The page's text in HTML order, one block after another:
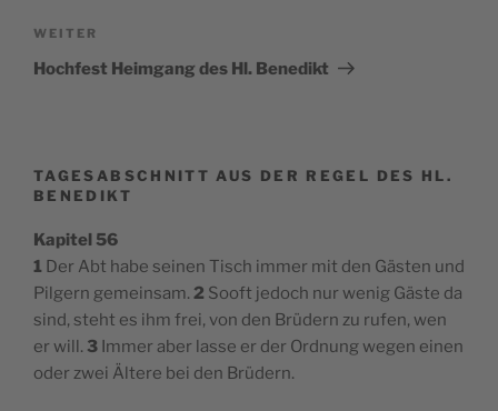
Nächster
Beitrag
WEITER
Hochfest Heimgang des Hl. Benedikt
TAGESABSCHNITT AUS DER REGEL DES HL.
BENEDIKT
Kapitel 56
1 Der Abt habe seinen Tisch immer mit den Gästen und
Pilgern gemeinsam. 2 Sooft jedoch nur wenig Gäste da
sind, steht es ihm frei, von den Brüdern zu rufen, wen
er will. 3 Immer aber lasse er der Ordnung wegen einen
oder zwei Ältere bei den Brüdern.